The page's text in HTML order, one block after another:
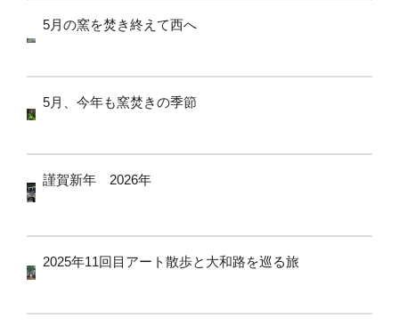
5月の窯を焚き終えて西へ
5月、今年も窯焚きの季節
謹賀新年 2026年
2025年11回目アート散歩と大和路を巡る旅